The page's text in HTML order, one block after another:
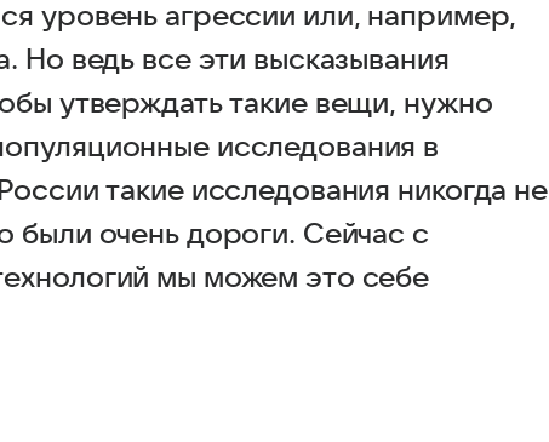
уровень агрессии или, например,
Но ведь все эти высказывания
утверждать такие вещи, нужно
исследования в
такие исследования никогда не
были очень дороги. Сейчас с
мы можем это себе